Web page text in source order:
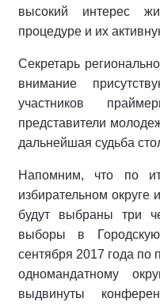
высокий интерес
процедуре и их
Секретарь
внимание
участников
представители
дальнейшая судьба
Напомним, что по
избирательном округе
будут выбраны три
выборы в
сентября 2017 года по
одномандатному
выдвинуты